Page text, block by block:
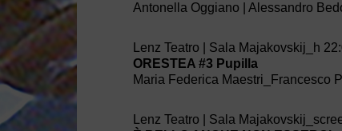
Antonella Oggiano | Alessandro
Lenz Teatro | Sala Majakovskij_h
ORESTEA #3 Pupilla
Maria Federica Maestri_Francesco
Lenz Teatro | Sala